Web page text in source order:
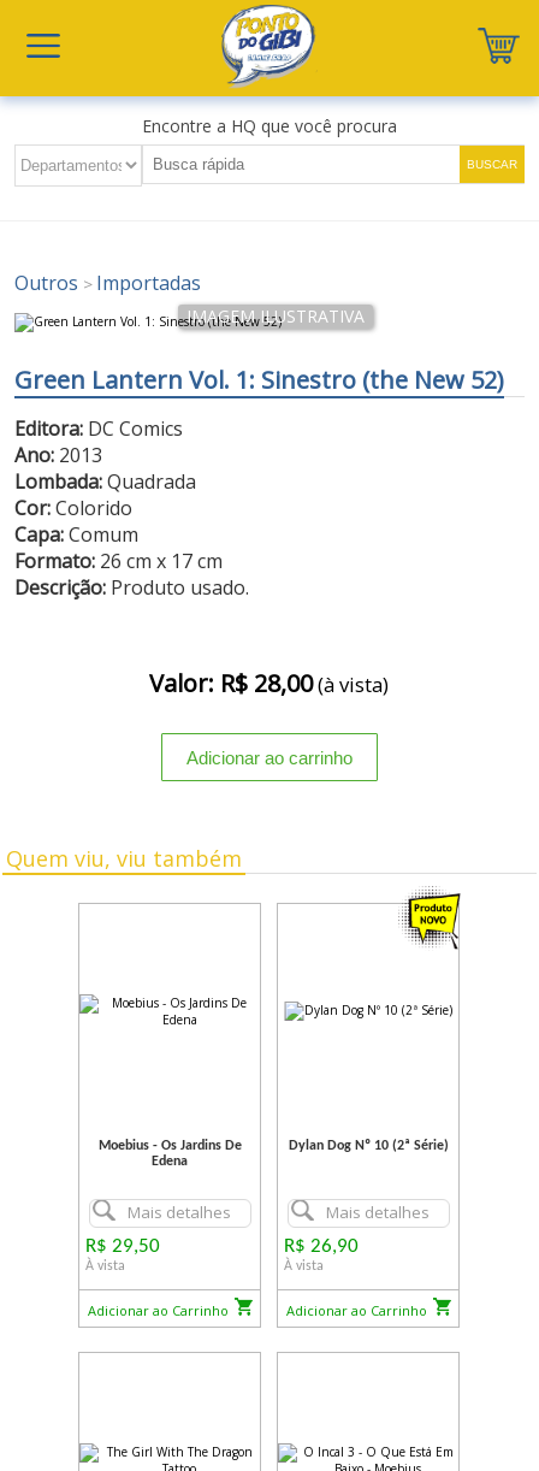
Encontre a HQ que você procura
Outros > Importadas
Green Lantern Vol. 1: Sinestro (the New 52)
Editora: DC Comics
Ano: 2013
Lombada:Quadrada
Cor:Colorido
Capa:Comum
Formato: 26 cm x 17 cm
Descrição: Produto usado.
Valor: R$ 28,00(à vista)
Quem viu, viu também
Moebius - Os Jardins De
Edena
Mais detalhes
R$ 29,50
À vista
Adicionar ao Carrinho
Dylan Dog Nº 10 (2ª Série)
Mais detalhes
R$ 26,90
À vista
Adicionar ao Carrinho